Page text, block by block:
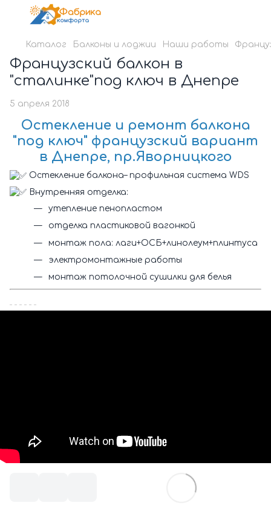
Каталог Балконы и лоджии Наши работы
Французский балкон в
"сталинке"под ключ в Днепре
5 апреля 2018
Остекление и ремонт балкона
"под ключ" французский вариант
в Днепре, пр.Яворницкого
Остекление балкона– профильная система WDS
Внутренняя отделка:
утепление пенопластом
отделка пластиковой вагонкой
монтаж пола: лаги+ОСБ+линолеум+плинтуса
электромонтажные работы
монтаж потолочной сушилки для белья